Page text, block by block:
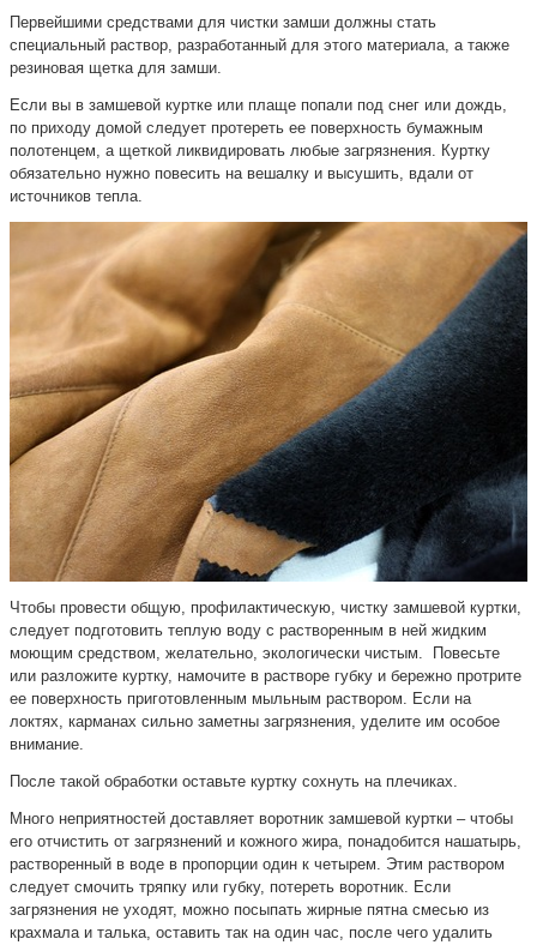
Первейшими средствами для чистки замши должны стать
специальный раствор, разработанный для этого материала, а также
резиновая щетка для замши.
Если вы в замшевой куртке или плаще попали под снег или дождь,
по приходу домой следует протереть ее поверхность бумажным
полотенцем, а щеткой ликвидировать любые загрязнения. Куртку
обязательно нужно повесить на вешалку и высушить, вдали от
источников тепла.
Чтобы провести общую, профилактическую, чистку замшевой куртки,
следует подготовить теплую воду с растворенным в ней жидким
моющим средством, желательно, экологически чистым. Повесьте
или разложите куртку, намочите в растворе губку и бережно протрите
ее поверхность приготовленным мыльным раствором. Если на
локтях, карманах сильно заметны загрязнения, уделите им особое
внимание.
После такой обработки оставьте куртку сохнуть на плечиках.
Много неприятностей доставляет воротник замшевой куртки – чтобы
его отчистить от загрязнений и кожного жира, понадобится нашатырь,
растворенный в воде в пропорции один к четырем. Этим раствором
следует смочить тряпку или губку, потереть воротник. Если
загрязнения не уходят, можно посыпать жирные пятна смесью из
крахмала и талька, оставить так на один час, после чего удалить